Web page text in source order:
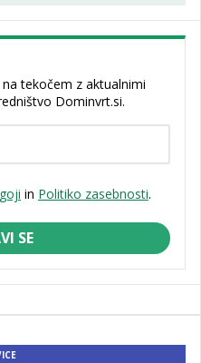
tekočem z aktualnimi
Dominvrt.si.
in Politiko zasebnosti.
SE